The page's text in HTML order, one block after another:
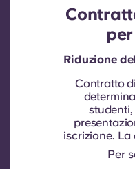
Riduzione
Contratto
iscrizione. La
di nove
Per